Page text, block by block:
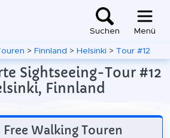
Suchen Menü
> Finnland > Helsinki > Tour #12
Sightseeing-Tour #12
Finnland
Walking Touren